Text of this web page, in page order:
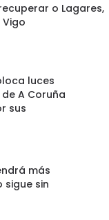
o Lagares,
luces
A Coruña
sus
más
sigue sin